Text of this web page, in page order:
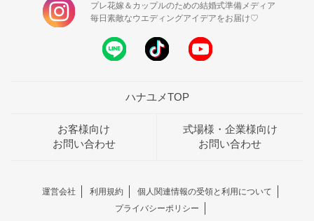
プレ花嫁＆カップルのための結婚式準備メディア
毎日素敵なウエディングアイデアをお届け♡
ハナユメTOP
お客様向け
お問い合わせ
式場様・企業様向け
お問い合わせ
運営会社 利用規約
個人関連情報の受領と利用について
プライバシーポリシー